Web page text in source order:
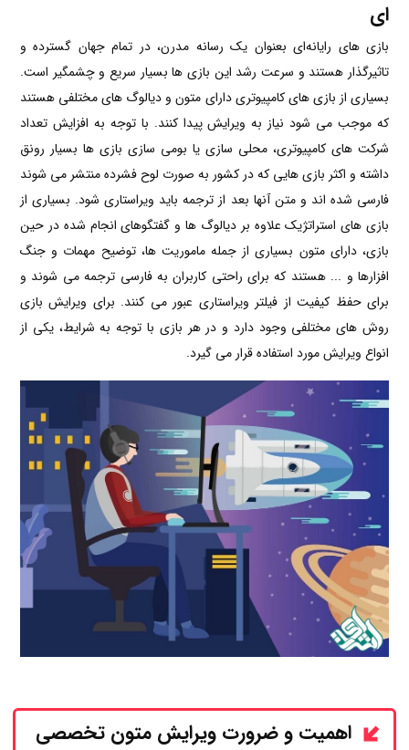
ای
بازی های رایانه‌ای بعنوان یک رسانه مدرن، در تمام جهان گسترده و
تاثیرگذار هستند و سرعت رشد این بازی ها بسیار سریع و چشمگیر است.
بسیاری از بازی های کامپیوتری دارای متون و دیالوگ های مختلفی هستند
که موجب می شود نیاز به ویرایش پیدا کنند. با توجه به افزایش تعداد
شرکت های کامپیوتری، محلی سازی یا بومی سازی بازی ها بسیار رونق
داشته و اکثر بازی هایی که در کشور به صورت لوح فشرده منتشر می شوند
فارسی شده اند و متن آنها بعد از ترجمه باید ویراستاری شود. بسیاری از
بازی های استراتژیک علاوه بر دیالوگ ها و گفتگوهای انجام شده در حین
بازی، دارای متون بسیاری از جمله ماموریت ها، توضیح مهمات و جنگ
افزارها و ... هستند که برای راحتی کاربران به فارسی ترجمه می شوند و
برای حفظ کیفیت از فیلتر ویراستاری عبور می کنند. برای ویرایش بازی
روش های مختلفی وجود دارد و در هر بازی با توجه به شرایط، یکی از
انواع ویرایش مورد استفاده قرار می گیرد.
اهمیت و ضرورت ویرایش متون تخصصی